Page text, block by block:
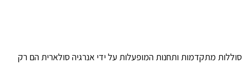
מתקדמות ותחנות המופעלות על ידי אנרגיה סולארית הם רק